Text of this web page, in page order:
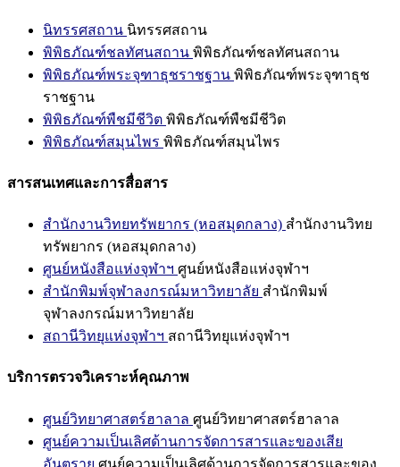
นิทรรศสถาน นิทรรศสถาน
พิพิธภัณฑ์ชลทัศนสถาน พิพิธภัณฑ์ชลทัศนสถาน
พิพิธภัณฑ์พระจุฑาธุชราชฐาน พิพิธภัณฑ์พระจุฑาธุช
ราชฐาน
พิพิธภัณฑ์พืชมีชีวิต พิพิธภัณฑ์พืชมีชีวิต
พิพิธภัณฑ์สมุนไพร พิพิธภัณฑ์สมุนไพร
สารสนเทศและการสื่อสาร
สำนักงานวิทยทรัพยากร (หอสมุดกลาง) สำนักงานวิทย
ทรัพยากร (หอสมุดกลาง)
ศูนย์หนังสือแห่งจุฬาฯ ศูนย์หนังสือแห่งจุฬาฯ
สำนักพิมพ์จุฬาลงกรณ์มหาวิทยาลัย สำนักพิมพ์
จุฬาลงกรณ์มหาวิทยาลัย
สถานีวิทยุแห่งจุฬาฯ สถานีวิทยุแห่งจุฬาฯ
บริการตรวจวิเคราะห์คุณภาพ
ศูนย์วิทยาศาสตร์ฮาลาล ศูนย์วิทยาศาสตร์ฮาลาล
ศูนย์ความเป็นเลิศด้านการจัดการสารและของเสีย
อันตราย ศูนย์ความเป็นเลิศด้านการจัดการสารและของ